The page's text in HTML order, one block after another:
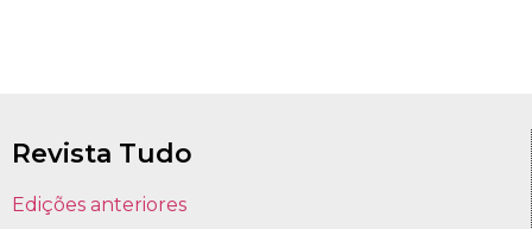
Revista Tudo
Edições anteriores